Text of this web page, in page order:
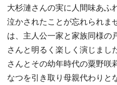
大杉漣さんの実に人間味あふ
泣かされたことが忘れられま
は、主人公一家と家族同様の
さんと明るく楽しく演じまし
さんとその幼年時代の粟野咲
なつを引き取り母親代わりと